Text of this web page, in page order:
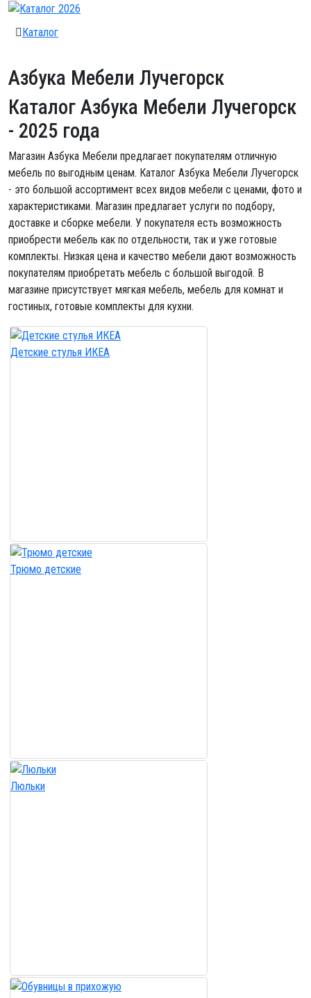
Каталог
Азбука Мебели Лучегорск
Каталог Азбука Мебели Лучегорск
- 2025 года
Магазин Азбука Мебели предлагает покупателям отличную
мебель по выгодным ценам. Каталог Азбука Мебели Лучегорск
- это большой ассортимент всех видов мебели с ценами, фото и
характеристиками. Магазин предлагает услуги по подбору,
доставке и сборке мебели. У покупателя есть возможность
приобрести мебель как по отдельности, так и уже готовые
комплекты. Низкая цена и качество мебели дают возможность
покупателям приобретать мебель с большой выгодой. В
магазине присутствует мягкая мебель, мебель для комнат и
гостиных, готовые комплекты для кухни.
Детские стулья ИКЕА
Трюмо детские
Люльки